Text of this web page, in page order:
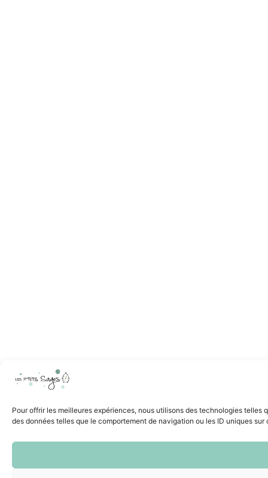
Pour offrir les meilleures expériences, nous utilisons des technologies
des données telles que le comportement de navigation ou les ID uniques